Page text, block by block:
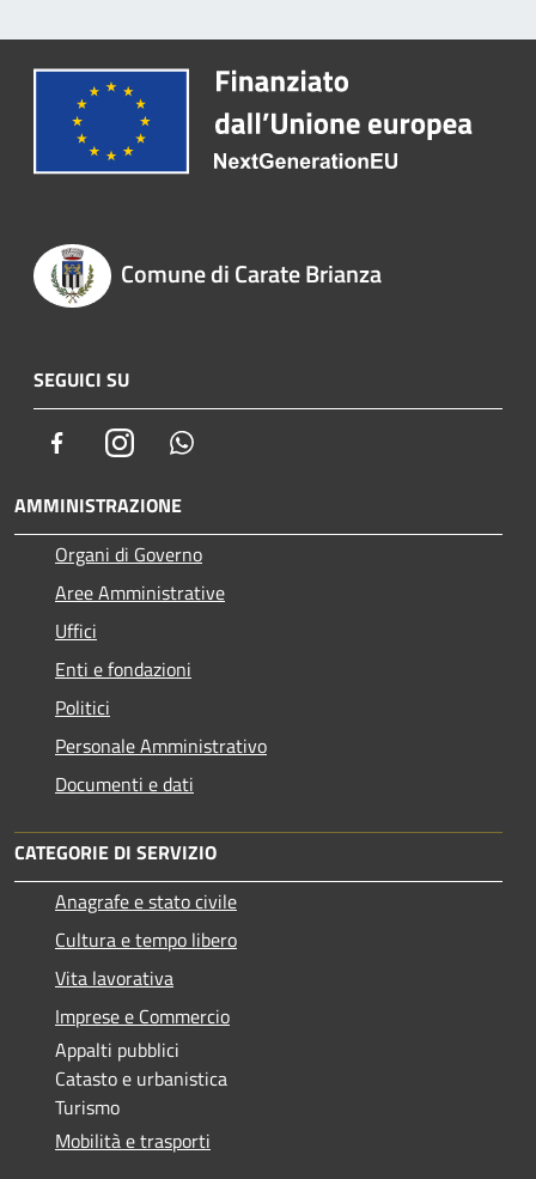
Comune di Carate Brianza
SEGUICI SU
FacebookInstagram
AMMINISTRAZIONE
Organi di Governo
Aree Amministrative
Uffici
Enti e fondazioni
Politici
Personale Amministrativo
Documenti e dati
CATEGORIE DI SERVIZIO
Anagrafe e stato civile
Cultura e tempo libero
Vita lavorativa
Imprese e Commercio
Appalti pubblici
Catasto e urbanistica
Turismo
Mobilità e trasporti